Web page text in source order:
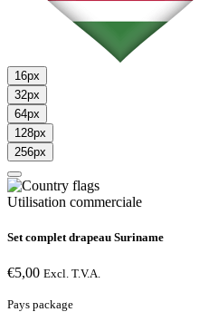
16px
32px
64px
128px
256px
Utilisation commerciale
Set complet drapeau Suriname
€5,00 Excl. T.V.A.
Pays package